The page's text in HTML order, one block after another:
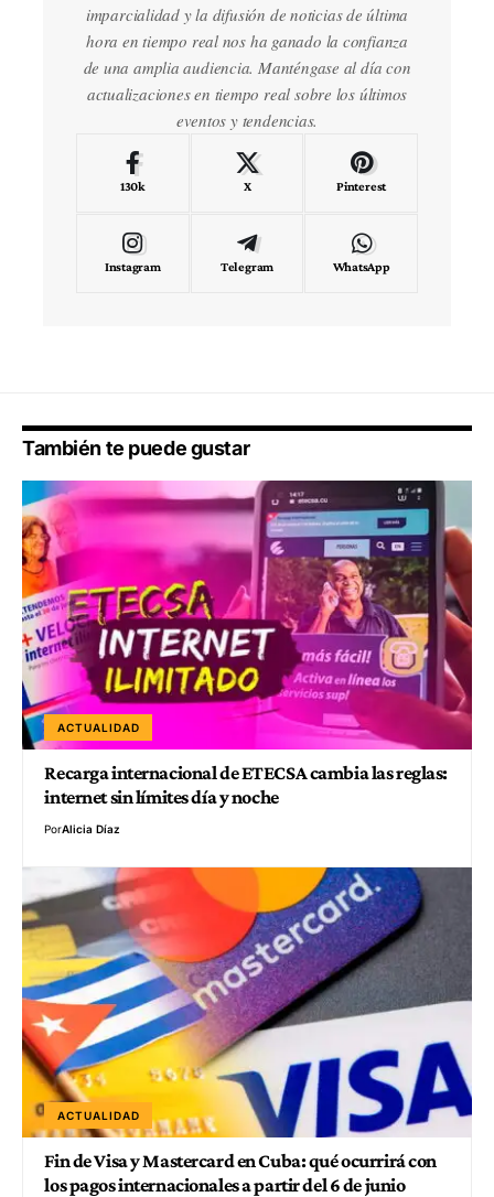
imparcialidad y la difusión de noticias de última
hora en tiempo real nos ha ganado la confianza
de una amplia audiencia. Manténgase al día con
actualizaciones en tiempo real sobre los últimos
eventos y tendencias.
130k X Pinterest
Instagram Telegram WhatsApp
También te puede gustar
ACTUALIDAD
Recarga internacional de ETECSA cambia las reglas:
internet sin límites día y noche
PorAlicia Díaz
ACTUALIDAD
Fin de Visa y Mastercard en Cuba: qué ocurrirá con
los pagos internacionales a partir del 6 de junio